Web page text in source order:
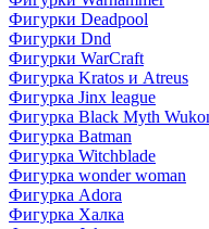
Фигурки Deadpool
Фигурки Dnd
Фигурки WarCraft
Фигурка Kratos и Atreus
Фигурка Jinx league
Фигурка Black Myth
Фигурка Batman
Фигурка Witchblade
Фигурка wonder woman
Фигурка Adora
Фигурка Халка